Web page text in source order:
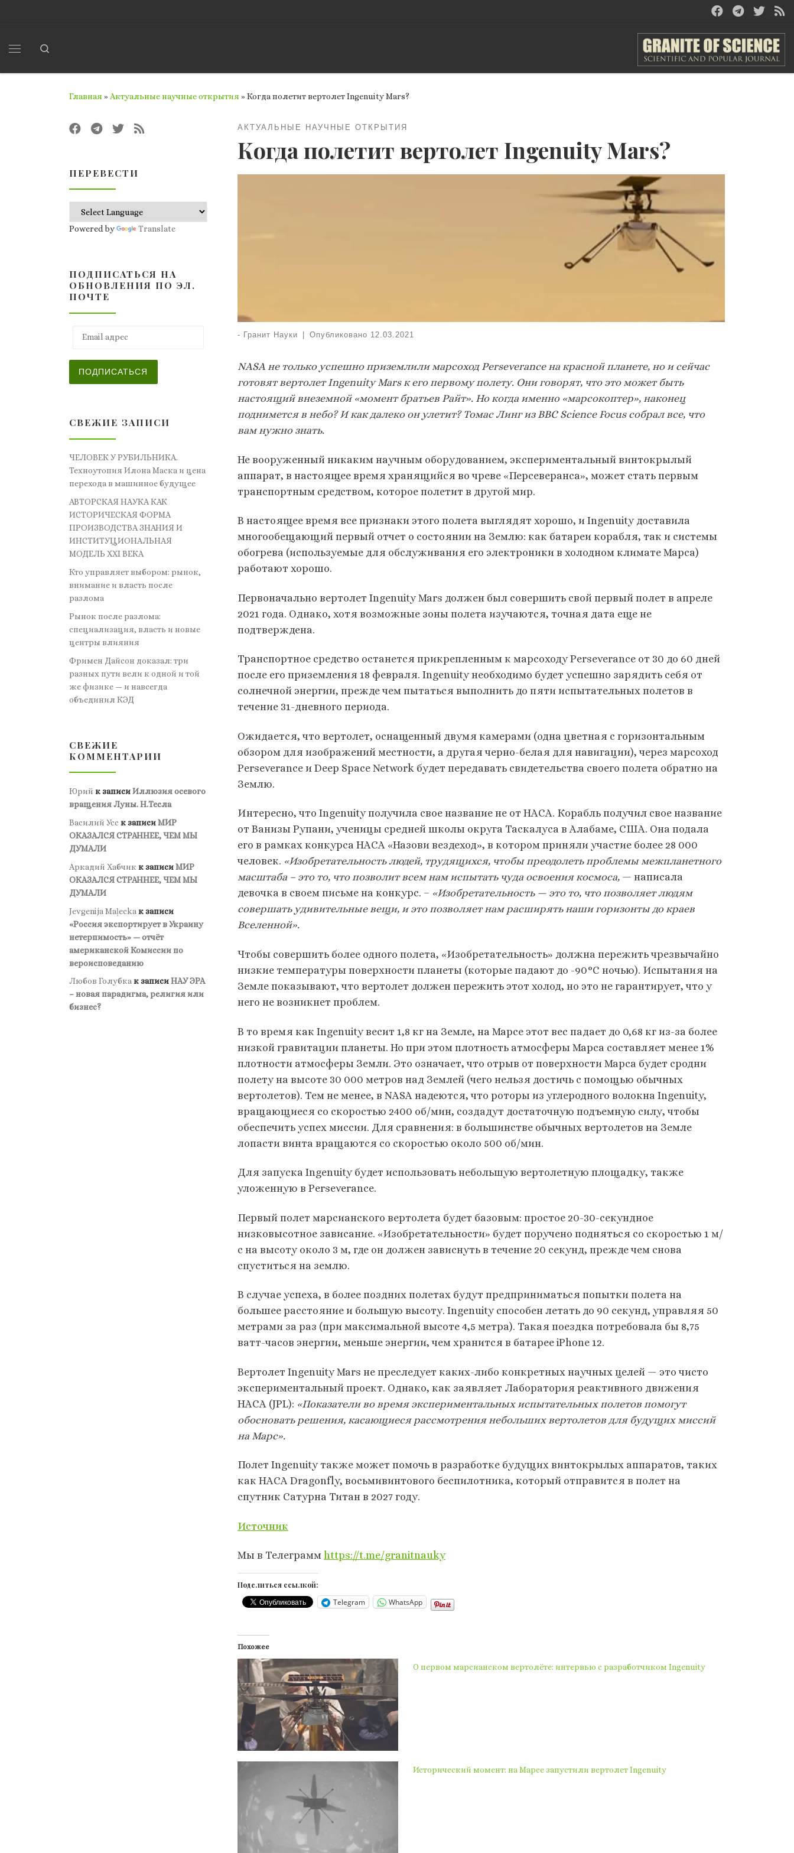
Главная »Актуальные научные открытия »Когда полетит вертолет Ingenuity Mars?
АКТУАЛЬНЫЕ НАУЧНЫЕ ОТКРЫТИЯ
Когда полетит вертолет Ingenuity Mars?
- Гранит Науки Опубликовано 12.03.2021
NASA не только успешно приземлили марсоход Perseverance на красной планете, но и сейчас
готовят вертолет Ingenuity Mars к его первому полету. Они говорят, что это может быть
настоящий внеземной «момент братьев Райт». Но когда именно «марсокоптер», наконец
поднимется в небо? И как далеко он улетит? Томас Линг из BBC Science Focus собрал все, что
вам нужно знать.
Не вооруженный никаким научным оборудованием, экспериментальный винтокрылый
аппарат, в настоящее время хранящийся во чреве «Персеверанса», может стать первым
транспортным средством, которое полетит в другой мир.
В настоящее время все признаки этого полета выглядят хорошо, и Ingenuity доставила
многообещающий первый отчет о состоянии на Землю: как батареи корабля, так и системы
обогрева (используемые для обслуживания его электроники в холодном климате Марса)
работают хорошо.
Первоначально вертолет Ingenuity Mars должен был совершить свой первый полет в апреле
2021 года. Однако, хотя возможные зоны полета изучаются, точная дата еще не
подтверждена.
Транспортное средство останется прикрепленным к марсоходу Perseverance от 30 до 60 дней
после его приземления 18 февраля. Ingenuity необходимо будет успешно зарядить себя от
солнечной энергии, прежде чем пытаться выполнить до пяти испытательных полетов в
течение 31-дневного периода.
Ожидается, что вертолет, оснащенный двумя камерами (одна цветная с горизонтальным
обзором для изображений местности, а другая черно-белая для навигации), через марсоход
Perseverance и Deep Space Network будет передавать свидетельства своего полета обратно на
Землю.
Интересно, что Ingenuity получила свое название не от НАСА. Корабль получил свое название
от Ванизы Рупани, ученицы средней школы округа Таскалуса в Алабаме, США. Она подала
его в рамках конкурса НАСА «Назови вездеход», в котором приняли участие более 28 000
человек. «Изобретательность людей, трудящихся, чтобы преодолеть проблемы межпланетного
масштаба – это то, что позволит всем нам испытать чуда освоения космоса, — написала
девочка в своем письме на конкурс. – «Изобретательность — это то, что позволяет людям
совершать удивительные вещи, и это позволяет нам расширять наши горизонты до краев
Вселенной».
Чтобы совершить более одного полета, «Изобретательность» должна пережить чрезвычайно
низкие температуры поверхности планеты (которые падают до -90°C ночью). Испытания на
Земле показывают, что вертолет должен пережить этот холод, но это не гарантирует, что у
него не возникнет проблем.
В то время как Ingenuity весит 1,8 кг на Земле, на Марсе этот вес падает до 0,68 кг из-за более
низкой гравитации планеты. Но при этом плотность атмосферы Марса составляет менее 1%
плотности атмосферы Земли. Это означает, что отрыв от поверхности Марса будет сродни
полету на высоте 30 000 метров над Землей (чего нельзя достичь с помощью обычных
вертолетов). Тем не менее, в NASA надеются, что роторы из углеродного волокна Ingenuity,
вращающиеся со скоростью 2400 об/мин, создадут достаточную подъемную силу, чтобы
обеспечить успех миссии. Для сравнения: в большинстве обычных вертолетов на Земле
лопасти винта вращаются со скоростью около 500 об/мин.
Для запуска Ingenuity будет использовать небольшую вертолетную площадку, также
уложенную в Perseverance.
Первый полет марсианского вертолета будет базовым: простое 20-30-секундное
низковысотное зависание. «Изобретательности» будет поручено подняться со скоростью 1 м/
с на высоту около 3 м, где он должен зависнуть в течение 20 секунд, прежде чем снова
спуститься на землю.
В случае успеха, в более поздних полетах будут предприниматься попытки полета на
большее расстояние и большую высоту. Ingenuity способен летать до 90 секунд, управляя 50
метрами за раз (при максимальной высоте 4,5 метра). Такая поездка потребовала бы 8,75
ватт-часов энергии, меньше энергии, чем хранится в батарее iPhone 12.
Вертолет Ingenuity Mars не преследует каких-либо конкретных научных целей — это чисто
экспериментальный проект. Однако, как заявляет Лаборатория реактивного движения
НАСА (JPL): «Показатели во время экспериментальных испытательных полетов помогут
обосновать решения, касающиеся рассмотрения небольших вертолетов для будущих миссий
на Марс».
Полет Ingenuity также может помочь в разработке будущих винтокрылых аппаратов, таких
как НАСА Dragonfly, восьмивинтового беспилотника, который отправится в полет на
спутник Сатурна Титан в 2027 году.
Источник
Мы в Телеграмм https://t.me/granitnauky
Поделиться ссылкой:
Telegram WhatsApp
Похожее
О первом марсианском вертолёте: интервью с разработчиком Ingenuity
Исторический момент: на Марсе запустили вертолет Ingenuity
ПЕРЕВЕСТИ
Powered by Translate
ПОДПИСАТЬСЯ НА
ОБНОВЛЕНИЯ ПО ЭЛ.
ПОЧТЕ
ПОДПИСАТЬСЯ
СВЕЖИЕ ЗАПИСИ
ЧЕЛОВЕК У РУБИЛЬНИКА.
Техноутопия Илона Маска и цена
перехода в машинное будущее
АВТОРСКАЯ НАУКА КАК
ИСТОРИЧЕСКАЯ ФОРМА
ПРОИЗВОДСТВА ЗНАНИЯ И
ИНСТИТУЦИОНАЛЬНАЯ
МОДЕЛЬ XXI ВЕКА
Кто управляет выбором: рынок,
внимание и власть после
разлома
Рынок после разлома:
специализация, власть и новые
центры влияния
Фримен Дайсон доказал: три
разных пути вели к одной и той
же физике — и навсегда
объединил КЭД
СВЕЖИЕ
КОММЕНТАРИИ
Юрий к записиИллюзия осевого
вращения Луны. Н.Тесла
Василий Усс к записиМИР
ОКАЗАЛСЯ СТРАННЕЕ, ЧЕМ МЫ
ДУМАЛИ
Аркадий Хабчик к записиМИР
ОКАЗАЛСЯ СТРАННЕЕ, ЧЕМ МЫ
ДУМАЛИ
Jevgenija Maļecka к записи
«Россия экспортирует в Украину
нетерпимость» — отчёт
американской Комиссии по
вероисповеданию
Любов Голубкак записиНАУ ЭРА
– новая парадигма, религия или
бизнес?